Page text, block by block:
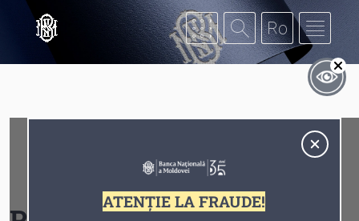
Mergi la conţinutul principal
ATENȚIE LA FRAUDE!